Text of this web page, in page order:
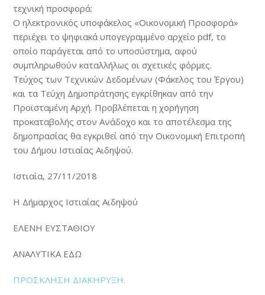
τεχνική προσφορά:
Ο ηλεκτρονικός υποφάκελος «Οικονομική Προσφορά»
περιέχει το ψηφιακά υπογεγραμμένο αρχείο pdf, το
οποίο παράγεται από το υποσύστημα, αφού
συμπληρωθούν καταλλήλως οι σχετικές φόρμες.
Τεύχος των Τεχνικών Δεδομένων (Φάκελος του Έργου)
και τα Τεύχη Δημοπράτησης εγκρίθηκαν από την
Προϊσταμένη Αρχή. Προβλέπεται η χορήγηση
προκαταβολής στον Ανάδοχο και το αποτέλεσμα της
δημοπρασίας θα εγκριθεί από την Οικονομική Επιτροπή
του Δήμου Ιστιαίας Αιδηψού.
Ιστιαία, 27/11/2018
Η Δήμαρχος Ιστιαίας Αιδηψού
ΕΛΕΝΗ ΕΥΣΤΑΘΙΟΥ
ΑΝΑΛΥΤΙΚΑ ΕΔΩ
ΠΡΟΣΚΛΗΣΗ ΔΙΑΚΗΡΥΞΗ.